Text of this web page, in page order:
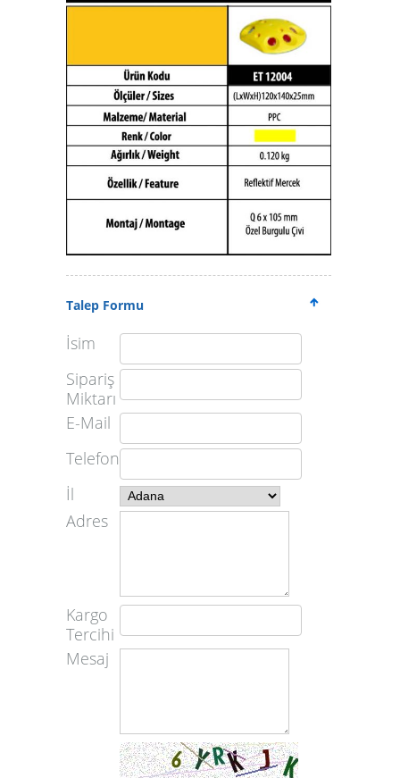
Talep Formu
İsim
Sipariş
Miktarı
E-Mail
Telefon
İl
Adres
Kargo
Tercihi
Mesaj